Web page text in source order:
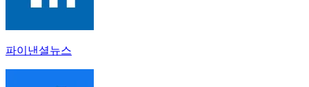
파이낸셜뉴스